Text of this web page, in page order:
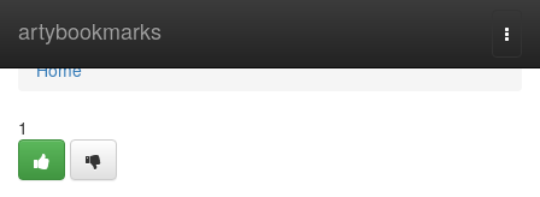
artybookmarks
Home
Home
1